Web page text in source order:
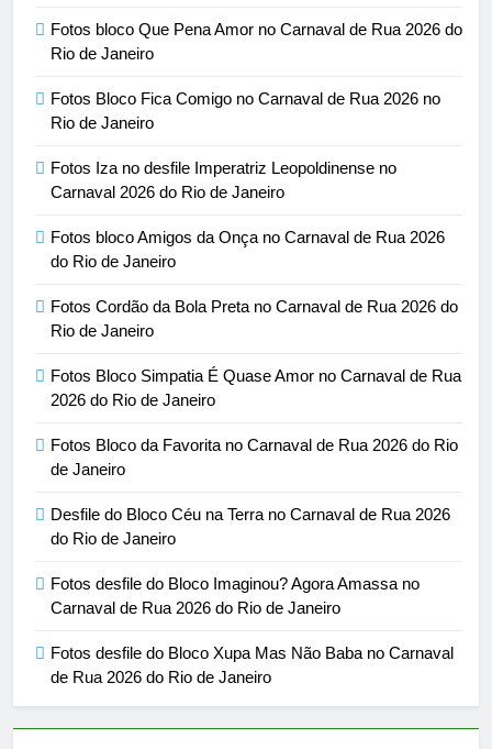
Fotos bloco Que Pena Amor no Carnaval de Rua 2026 do
Rio de Janeiro
Fotos Bloco Fica Comigo no Carnaval de Rua 2026 no
Rio de Janeiro
Fotos Iza no desfile Imperatriz Leopoldinense no
Carnaval 2026 do Rio de Janeiro
Fotos bloco Amigos da Onça no Carnaval de Rua 2026
do Rio de Janeiro
Fotos Cordão da Bola Preta no Carnaval de Rua 2026 do
Rio de Janeiro
Fotos Bloco Simpatia É Quase Amor no Carnaval de Rua
2026 do Rio de Janeiro
Fotos Bloco da Favorita no Carnaval de Rua 2026 do Rio
de Janeiro
Desfile do Bloco Céu na Terra no Carnaval de Rua 2026
do Rio de Janeiro
Fotos desfile do Bloco Imaginou? Agora Amassa no
Carnaval de Rua 2026 do Rio de Janeiro
Fotos desfile do Bloco Xupa Mas Não Baba no Carnaval
de Rua 2026 do Rio de Janeiro